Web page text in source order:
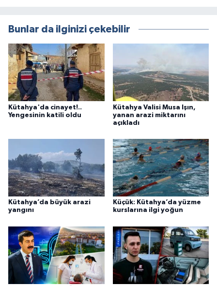
Bunlar da ilginizi çekebilir
Kütahya'da cinayet!..
Yengesinin katili oldu
Kütahya Valisi Musa Işın,
yanan arazi miktarını
açıkladı
Kütahya’da büyük arazi
yangını
Küçük: Kütahya’da yüzme
kurslarına ilgi yoğun